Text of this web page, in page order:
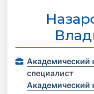
Академический
специалист
Академический